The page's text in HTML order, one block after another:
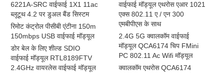
6221A-SRC वाईफाई 1X1 11ac
ब्लूटूथ 4.2 पर डुअल बैंड सिस्टम
रिमोट कंट्रोल पीसीबी एंटीना 150m
150mbps USB वाईफाई मॉड्यूल
डोर बेल के लिए शील्ड SDIO
वाईफाई मॉड्यूल RTL8189FTV
2.4GHz वायरलेस वाईफाई मॉड्यूल
वाईफाई मॉड्यूल एथरोस एआर 1021
एक्स 802.11 ए / एन 300
एमबीपीएस के साथ
2.4G 5G क्वालकॉम वाईफाई
मॉड्यूल QCA6174 चिप FMini
PC 802.11 Ac Wifi मॉड्यूल
क्वालकॉम एथरोस QCA6174